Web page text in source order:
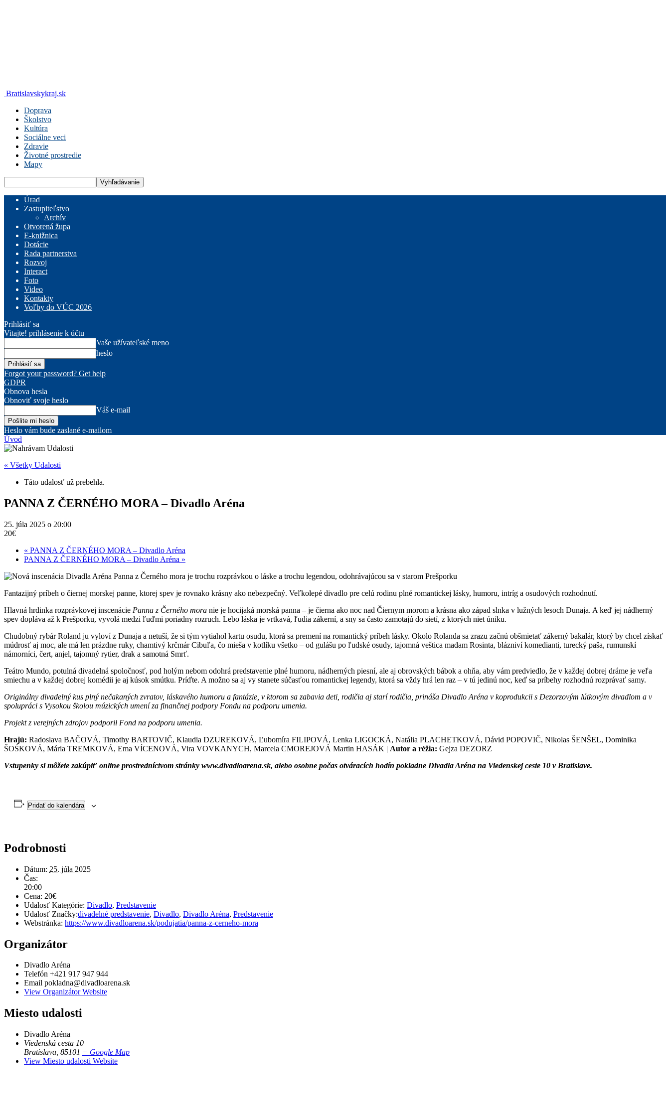
Bratislavskykraj.sk
Doprava
Školstvo
Kultúra
Sociálne veci
Zdravie
Životné prostredie
Mapy
Úrad
Zastupiteľstvo
Archív
Otvorená župa
E-knižnica
Dotácie
Rada partnerstva
Rozvoj
Interact
Foto
Video
Kontakty
Voľby do VÚC 2026
Prihlásiť sa
Vitajte! prihlásenie k účtu
Vaše užívateľské meno
heslo
Forgot your password? Get help
GDPR
Obnova hesla
Obnoviť svoje heslo
Váš e-mail
Heslo vám bude zaslané e-mailom
Úvod
« Všetky Udalosti
Táto udalosť už prebehla.
PANNA Z ČERNÉHO MORA – Divadlo Aréna
25. júla 2025 o 20:00
20€
« PANNA Z ČERNÉHO MORA – Divadlo Aréna
PANNA Z ČERNÉHO MORA – Divadlo Aréna »
Fantazijný príbeh o čiernej morskej panne, ktorej spev je rovnako krásny ako nebezpečný. Veľkolepé divadlo pre celú rodinu plné romantickej lásky, humoru, intríg a osudových rozhodnutí.
Hlavná hrdinka rozprávkovej inscenácie Panna z Černého mora nie je hocijaká morská panna – je čierna ako noc nad Čiernym morom a krásna ako západ slnka v lužných lesoch Dunaja. A keď jej nádherný
spev dopláva až k Prešporku, vyvolá medzi ľuďmi poriadny rozruch. Lebo láska je vrtkavá, ľudia zákerní, a sny sa často zamotajú do sietí, z ktorých niet úniku.
Chudobný rybár Roland ju vyloví z Dunaja a netuší, že si tým vytiahol kartu osudu, ktorá sa premení na romantický príbeh lásky. Okolo Rolanda sa zrazu začnú obšmietať zákerný bakalár, ktorý by chcel získať
múdrosť aj moc, ale má len prázdne ruky, chamtivý krčmár Cibuľa, čo mieša v kotlíku všetko – od gulášu po ľudské osudy, tajomná veštica madam Rosinta, blázniví komedianti, turecký paša, rumunskí
námorníci, čert, anjel, tajomný rytier, drak a samotná Smrť.
Teátro Mundo, potulná divadelná spoločnosť, pod holým nebom odohrá predstavenie plné humoru, nádherných piesní, ale aj obrovských bábok a ohňa, aby vám predviedlo, že v každej dobrej dráme je veľa
smiechu a v každej dobrej komédii je aj kúsok smútku. Príďte. A možno sa aj vy stanete súčasťou romantickej legendy, ktorá sa vždy hrá len raz – v tú jedinú noc, keď sa príbehy rozhodnú rozprávať samy.
Originálny divadelný kus plný nečakaných zvratov, láskavého humoru a fantázie, v ktorom sa zabavia deti, rodičia aj starí rodičia, prináša Divadlo Aréna v koprodukcii s Dezorzovým lútkovým divadlom a v
spolupráci s Vysokou školou múzických umení za finančnej podpory Fondu na podporu umenia.
Projekt z verejných zdrojov podporil Fond na podporu umenia.
Hrajú: Radoslava BAČOVÁ, Timothy BARTOVIČ, Klaudia DZUREKOVÁ, Ľubomíra FILIPOVÁ, Lenka LIGOCKÁ, Natália PLACHETKOVÁ, Dávid POPOVIČ, Nikolas ŠENŠEL, Dominika
ŠOŚKOVÁ, Mária TREMKOVÁ, Ema VÍCENOVÁ, Vira VOVKANYCH, Marcela CMOREJOVÁ Martin HASÁK | Autor a réžia: Gejza DEZORZ
Vstupenky si môžete zakúpiť online prostredníctvom stránky www.divadloarena.sk, alebo osobne počas otváracích hodín pokladne Divadla Aréna na Viedenskej ceste 10 v Bratislave.
Pridať do kalendára
Podrobnosti
Dátum: 25. júla 2025
Čas:
20:00
Cena: 20€
Udalosť Kategórie: Divadlo, Predstavenie
Udalosť Značky:divadelné predstavenie, Divadlo, Divadlo Aréna, Predstavenie
Webstránka: https://www.divadloarena.sk/podujatia/panna-z-cerneho-mora
Organizátor
Divadlo Aréna
Telefón +421 917 947 944
Email pokladna@divadloarena.sk
View Organizátor Website
Miesto udalosti
Divadlo Aréna
Viedenská cesta 10
Bratislava 85101 + Google Map
View Miesto udalosti Website